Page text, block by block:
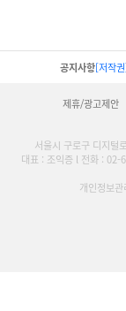
공지사항[저작
제휴/광고제안
서울시 구로구 디지털
대표 : 조익증 l 전화 :
개인정보